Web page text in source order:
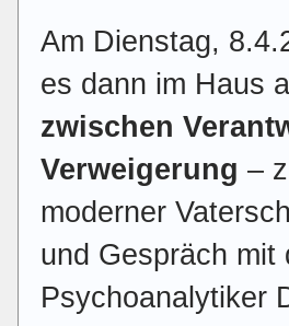
Am Dienstag,
es dann im Haus
zwischen
Verweigerung –
moderner
und Gespräch mit
Psychoanalytiker